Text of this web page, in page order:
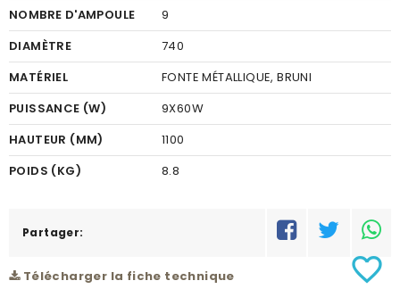
NOMBRE D'AMPOULE
9
DIAMÈTRE
740
MATÉRIEL
FONTE MÉTALLIQUE, BRUNI
PUISSANCE (W)
9X60W
HAUTEUR (MM)
1100
POIDS (KG)
8.8
RÉSEAU
Partager:
Télécharger la fiche technique favorite_border